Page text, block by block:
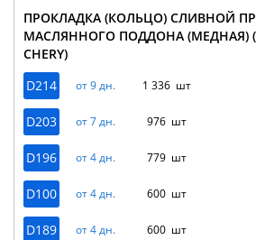
ПРОКЛАДКА (КОЛЬЦО) СЛИВНОЙ
МАСЛЯННОГО ПОДДОНА (МЕДНАЯ)
CHERY)
D214
от 9 дн. 1 336 шт
D203 от 7 дн. 976 шт
D196 от 4 дн. 779 шт
D100 от 4 дн. 600 шт
D189 от 4 дн. 600 шт